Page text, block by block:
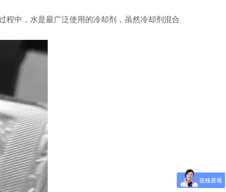
程中，水是最广泛使用的冷却剂，虽然冷却剂混合